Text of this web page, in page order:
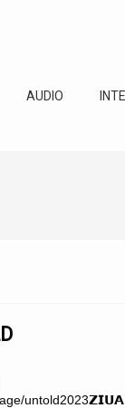
AUDIO